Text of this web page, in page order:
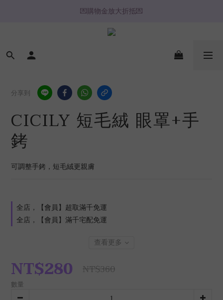
🔥心動推薦🔥
💌購物金放大折抵💌
⚡️ 2H / 3H 極速快送專區
分享到
CICILY 短毛絨 眼罩+手
銬
可調整手銬，短毛絨更親膚
全店，【會員】超取滿千免運
全店，【會員】滿千宅配免運
查看更多
NT$280 NT$360
數量